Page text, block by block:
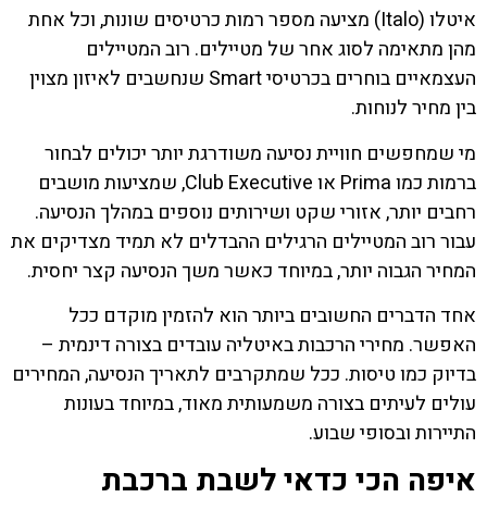
איטלו (Italo) מציעה מספר רמות כרטיסים שונות, וכל אחת
מהן מתאימה לסוג אחר של מטיילים. רוב המטיילים
העצמאיים בוחרים בכרטיסי Smart שנחשבים לאיזון מצוין
בין מחיר לנוחות.
מי שמחפשים חוויית נסיעה משודרגת יותר יכולים לבחור
ברמות כמו Prima או Club Executive, שמציעות מושבים
רחבים יותר, אזורי שקט ושירותים נוספים במהלך הנסיעה.
עבור רוב המטיילים הרגילים ההבדלים לא תמיד מצדיקים את
המחיר הגבוה יותר, במיוחד כאשר משך הנסיעה קצר יחסית.
אחד הדברים החשובים ביותר הוא להזמין מוקדם ככל
האפשר. מחירי הרכבות באיטליה עובדים בצורה דינמית –
בדיוק כמו טיסות. ככל שמתקרבים לתאריך הנסיעה, המחירים
עולים לעיתים בצורה משמעותית מאוד, במיוחד בעונות
התיירות ובסופי שבוע.
איפה הכי כדאי לשבת ברכבת